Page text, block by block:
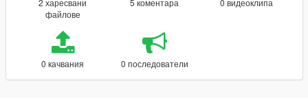
2 харесвани
файлове
5 коментара 0 видеоклипа
0 качвания 0 последователи